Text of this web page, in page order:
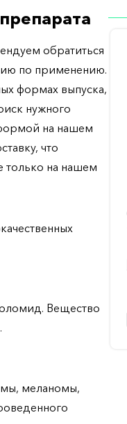
обратиться
по применению.
формах выпуска,
нужного
на нашем
что
только на нашем
Вещество
меланомы,